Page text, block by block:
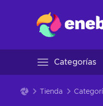
Categorías
Tienda